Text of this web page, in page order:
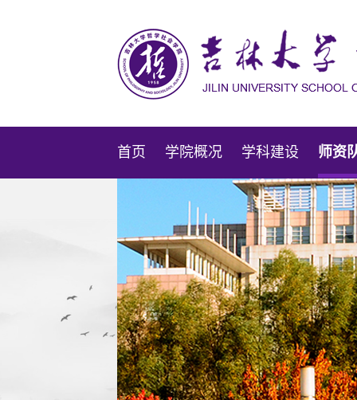
首页 学院概况 学科建设 师资